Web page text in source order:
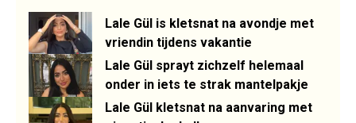
Lale Gül is kletsnat na avondje met
vriendin tijdens vakantie
Lale Gül sprayt zichzelf helemaal
onder in iets te strak mantelpakje
Lale Gül kletsnat na aanvaring met